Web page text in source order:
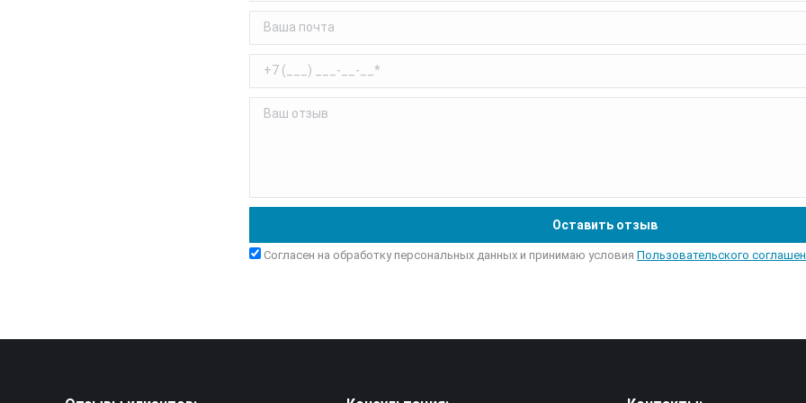
Согласен на обработку персональных данных и принимаю условия Пользовательского